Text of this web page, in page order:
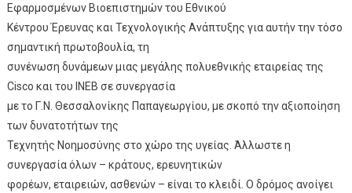
Εφαρμοσμένων Βιοεπιστημών του Εθνικού
Κέντρου Έρευνας και Τεχνολογικής Ανάπτυξης για αυτήν την τόσο
σημαντική πρωτοβουλία, τη
συνένωση δυνάμεων μιας μεγάλης πολυεθνικής εταιρείας της
Cisco και του ΙΝΕΒ σε συνεργασία
με το Γ.Ν. Θεσσαλονίκης Παπαγεωργίου, με σκοπό την αξιοποίηση
των δυνατοτήτων της
Τεχνητής Νοημοσύνης στο χώρο της υγείας. Άλλωστε η
συνεργασία όλων – κράτους, ερευνητικών
φορέων, εταιρειών, ασθενών – είναι το κλειδί. Ο δρόμος ανοίγει